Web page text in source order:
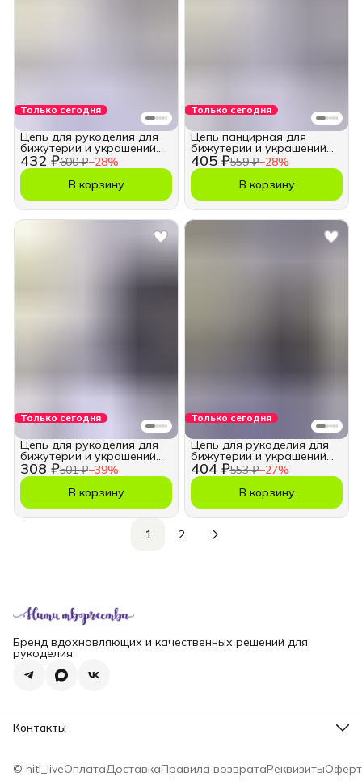
Только сегодня
432 ₽600 ₽−28%
Цепь для рукоделия для
бижутерии и украшений
8,5х13 мм.
В корзину
Только сегодня
405 ₽559 ₽−28%
Цепь панцирная для
бижутерии и украшений
11х16 мм.
В корзину
Только сегодня
308 ₽501 ₽−39%
Цепь для рукоделия для
бижутерии и украшений
11х16 мм.
В корзину
Только сегодня
404 ₽553 ₽−27%
Цепь для рукоделия для
бижутерии и украшений
9,7х4,8 мм.
В корзину
1 2
Бренд вдохновляющих и качественных решений для
рукоделия
Контакты
Эл. почта
© niti_liveОплатаДоставкаПравила возвратаРеквизиты